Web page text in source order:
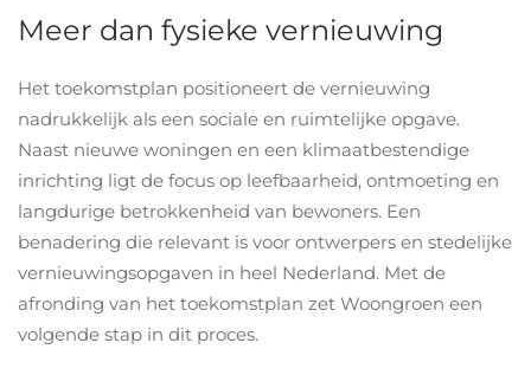
Meer dan fysieke vernieuwing
Het toekomstplan positioneert de vernieuwing
nadrukkelijk als een sociale en ruimtelijke opgave.
Naast nieuwe woningen en een klimaatbestendige
inrichting ligt de focus op leefbaarheid, ontmoeting en
langdurige betrokkenheid van bewoners. Een
benadering die relevant is voor ontwerpers en stedelijke
vernieuwingsopgaven in heel Nederland. Met de
afronding van het toekomstplan zet Woongroen een
volgende stap in dit proces.